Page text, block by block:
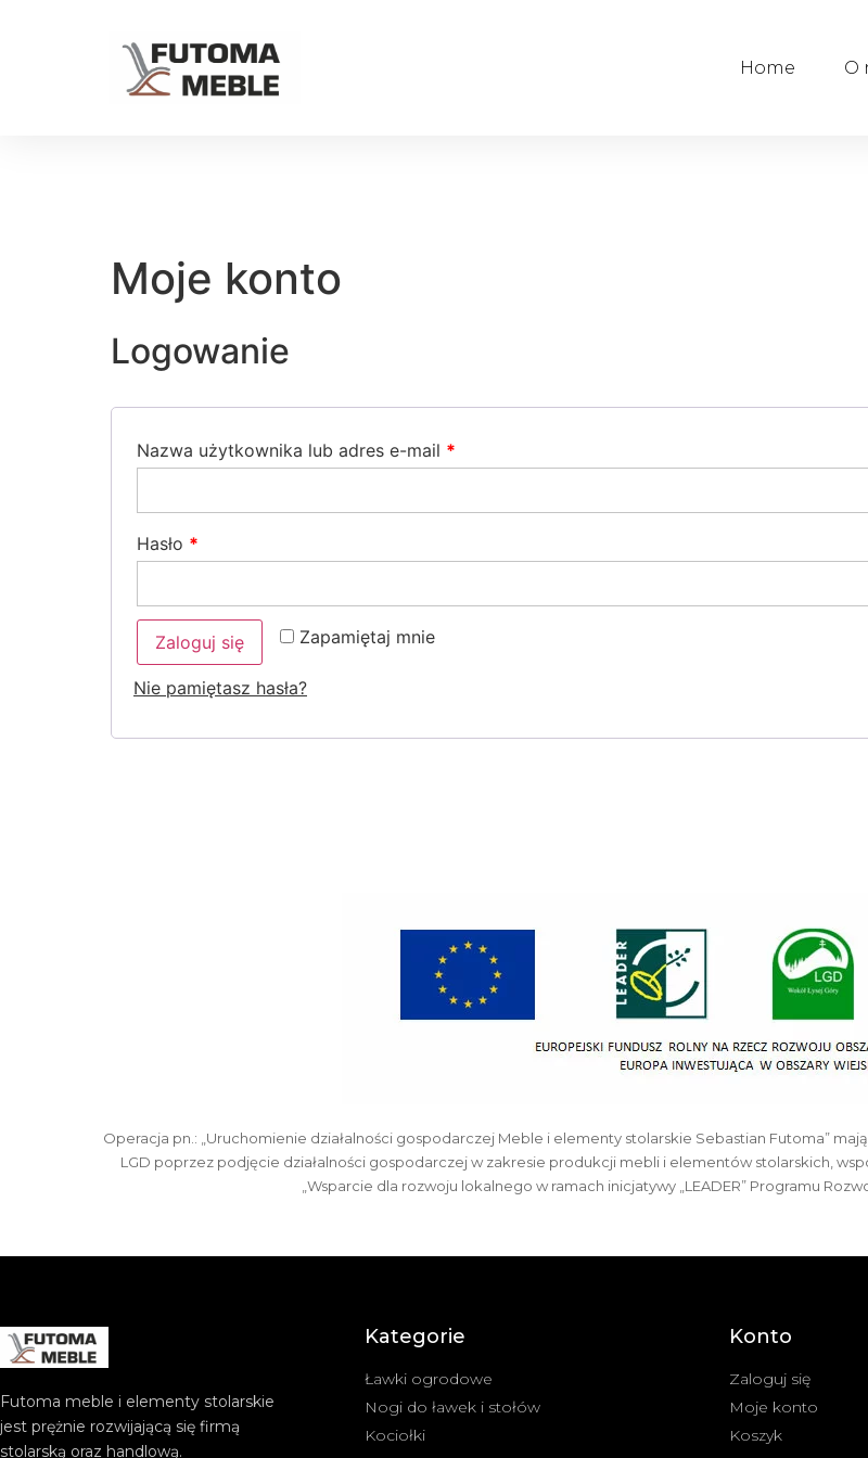
Home O
Moje konto
Logowanie
Nazwa użytkownika lub adres e-mail *
Hasło *
Zapamiętaj mnie
Zaloguj się
Nie pamiętasz hasła?
Operacja pn.: „Uruchomienie działalności gospodarczej Meble i elementy stolarskie Sebastian Futoma”
LGD poprzez podjęcie działalności gospodarczej w zakresie produkcji mebli i elementów stolarskich,
„Wsparcie dla rozwoju lokalnego w ramach inicjatywy „LEADER” Programu
Futoma meble i elementy stolarskie
jest prężnie rozwijającą się firmą
stolarską oraz handlową.
Kategorie
Ławki ogrodowe
Nogi do ławek i stołów
Kociołki
Konto
Zaloguj się
Moje konto
Koszyk